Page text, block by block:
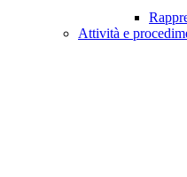
Attività e